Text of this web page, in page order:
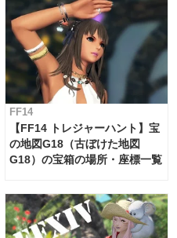
FF14
【FF14 トレジャーハント】宝
の地図G18（古ぼけた地図
G18）の宝箱の場所・座標一覧